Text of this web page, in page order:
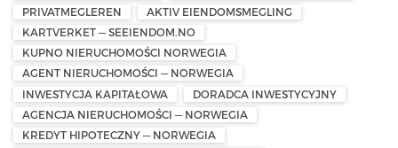
PRIVATMEGLEREN
AKTIV EIENDOMSMEGLING
KARTVERKET — SEEIENDOM.NO
KUPNO NIERUCHOMOŚCI NORWEGIA
AGENT NIERUCHOMOŚCI — NORWEGIA
INWESTYCJA KAPITAŁOWA
DORADCA INWESTYCYJNY
AGENCJA NIERUCHOMOŚCI — NORWEGIA
KREDYT HIPOTECZNY — NORWEGIA